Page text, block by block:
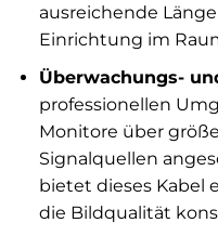
ausreichende
Einrichtung im
Überwachungs-
professionellen
Monitore über
Signalquellen
bietet dieses Kabel
die Bildqualität